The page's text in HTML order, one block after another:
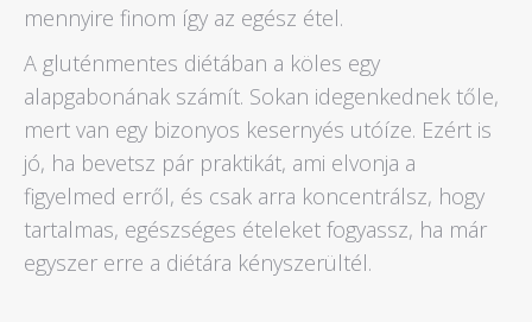
mennyire finom így az egész étel.
A gluténmentes diétában a köles egy
alapgabonának számít. Sokan idegenkednek tőle,
mert van egy bizonyos kesernyés utóíze. Ezért is
jó, ha bevetsz pár praktikát, ami elvonja a
figyelmed erről, és csak arra koncentrálsz, hogy
tartalmas, egészséges ételeket fogyassz, ha már
egyszer erre a diétára kényszerültél.